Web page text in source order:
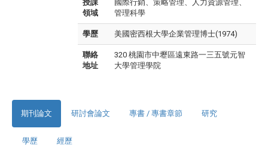
授課
領域
國際行銷、策略管理、人力資源管理、
管理科學
學歷 美國密西根大學企業管理博士(1974)
聯絡
地址
320 桃園市中壢區遠東路一三五號元智
大學管理學院
期刊論文 研討會論文 專書 / 專書章節 研究
學歷 經歷